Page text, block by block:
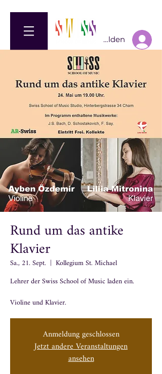
Anmelden
Rund um das antike
Klavier
Sa., 21. Sept.
  |
Kollegium St. Michael
Lehrer der Swiss School of Music laden ein.
Violine und Klavier.
Anmeldung geschlossen
Jetzt andere Veranstaltungen
ansehen